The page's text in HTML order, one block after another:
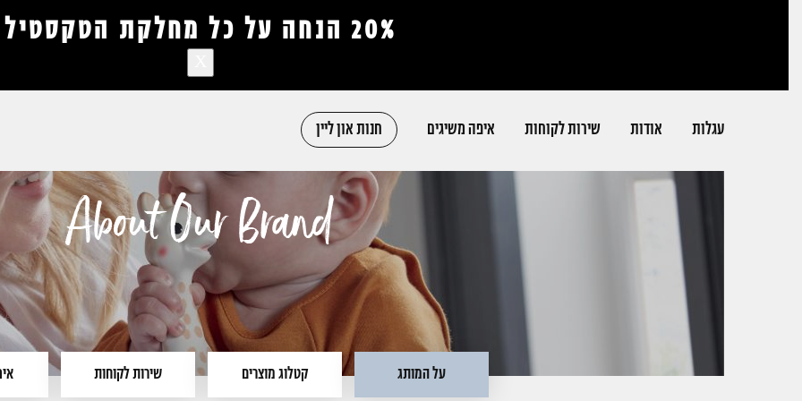
20% הנחה על כל מחלקת הטקסטיל
עגלות אודות שירות לקוחות איפה משיגים חנות און ליין
About Our Brand
על המותג קטלוג מוצרים שירות לקוחות